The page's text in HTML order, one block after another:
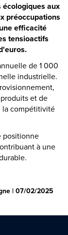
aux
préoccupations
efficacité
tensioactifs
de 1 000
industrielle.
et de
la compétitivité
positionne
à une
| 07/02/2025